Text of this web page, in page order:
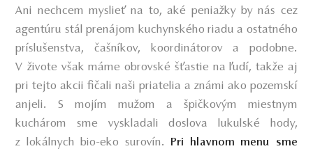
Ani nechcem myslieť na to, aké peniažky by nás cez
agentúru stál prenájom kuchynského riadu a ostatného
príslušenstva, čašníkov, koordinátorov a podobne.
V živote však máme obrovské šťastie na ľudí, takže aj
pri tejto akcii fičali naši priatelia a známi ako pozemskí
anjeli. S mojím mužom a špičkovým miestnym
kuchárom sme vyskladali doslova lukulské hody,
z lokálnych bio-eko surovín.
Pri hlavnom menu sme